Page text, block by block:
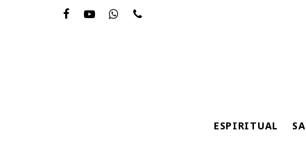
ESPIRITUAL